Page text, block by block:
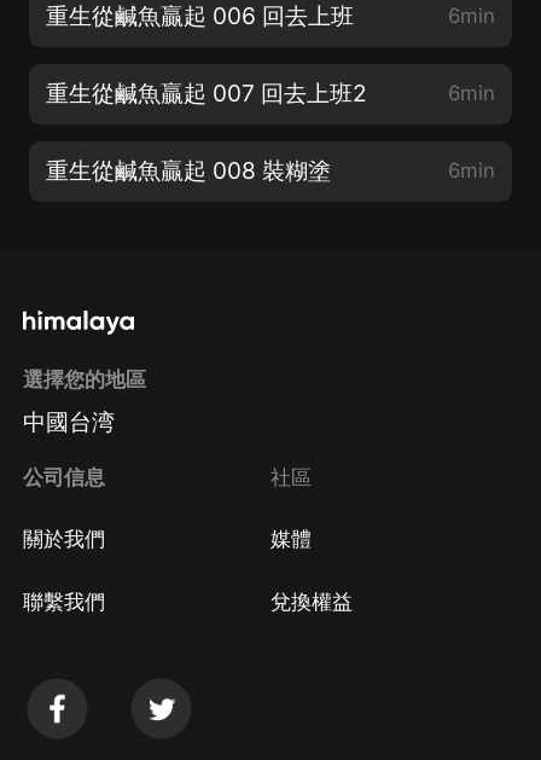
重生從鹹魚贏起 006 回去上班 6min
重生從鹹魚贏起 007 回去上班2 6min
重生從鹹魚贏起 008 裝糊塗 6min
選擇您的地區
中國台湾
公司信息
關於我們
聯繫我們
社區
媒體
兌換權益